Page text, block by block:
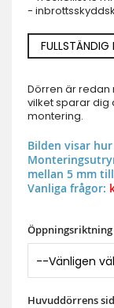
-
Dörren är
vilket sparar dig
montering.
Bilden visar
mellan 5 mm
Vanliga frågor:
Öppningsriktning
Huvuddörrens